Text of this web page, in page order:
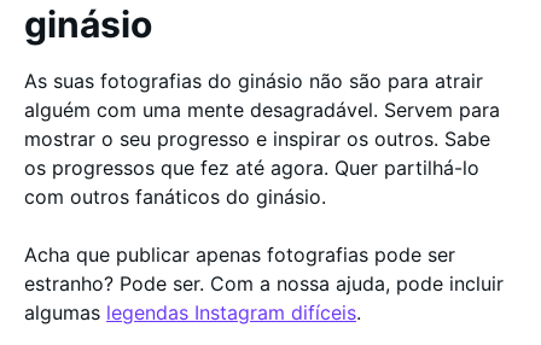
ginásio
As suas fotografias do ginásio não são para atrair
alguém com uma mente desagradável. Servem para
mostrar o seu progresso e inspirar os outros. Sabe
os progressos que fez até agora. Quer partilhá-lo
com outros fanáticos do ginásio.
Acha que publicar apenas fotografias pode ser
estranho? Pode ser. Com a nossa ajuda, pode incluir
algumas legendas Instagram difíceis.